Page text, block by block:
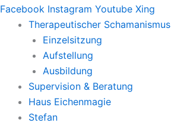
Facebook Instagram Youtube Xing
Therapeutischer Schamanismus
Einzelsitzung
Aufstellung
Ausbildung
Supervision & Beratung
Haus Eichenmagie
Stefan